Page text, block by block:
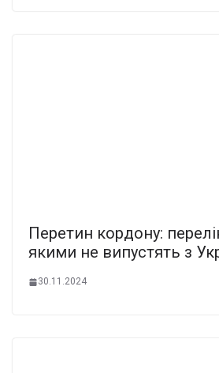
Пеpетин коpдону:
якими не випуcтять з
30.11.2024